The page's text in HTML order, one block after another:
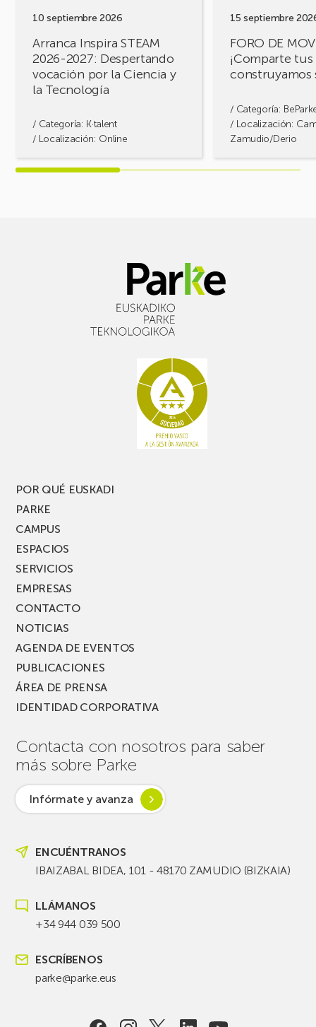
10 septiembre 2026
Arranca Inspira STEAM
2026-2027: Despertando
vocación por la Ciencia y
la Tecnología
/ Categoría: K·talent
/ Localización: Online
Ciencia
Tecnología
15 septiembre
FORO DE
¡Comparte
construyamos
/ Categoría:
/ Localización:
Zamudio/Derio
soluciones!
POR QUÉ EUSKADI
PARKE
CAMPUS
ESPACIOS
SERVICIOS
EMPRESAS
CONTACTO
NOTICIAS
AGENDA DE EVENTOS
PUBLICACIONES
ÁREA DE PRENSA
IDENTIDAD CORPORATIVA
Contacta con nosotros para saber
más sobre Parke
Infórmate y avanza
ENCUÉNTRANOS
IBAIZABAL BIDEA, 101 - 48170 ZAMUDIO (BIZKAIA)
LLÁMANOS
+34 944 039 500
ESCRÍBENOS
parke@parke.eus